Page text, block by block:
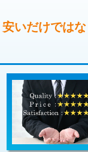
止水・漏水調査
理・調整・分解
止水・漏水調査
その他部品の脱着
交換・取付（タン
交換・取付(単水
式）)
安いだけでは